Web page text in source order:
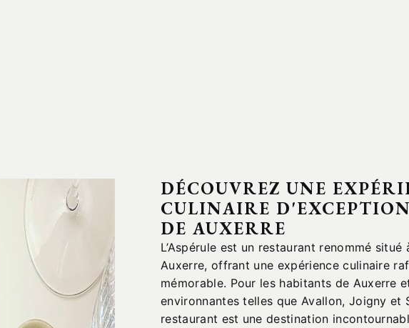
DÉCOUVREZ UNE
CULINAIRE
DE AUXERRE
L’Aspérule est un restaurant renommé situé
Auxerre, offrant une expérience culinaire
mémorable. Pour les habitants de Auxerre
environnantes telles que Avallon, Joigny et
restaurant est une destination